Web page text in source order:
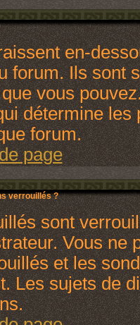
en-
forum. Ils sont
vous
détermine
forum.
page
verrouillés ?
sont
Vous ne
et les
Les sujets de